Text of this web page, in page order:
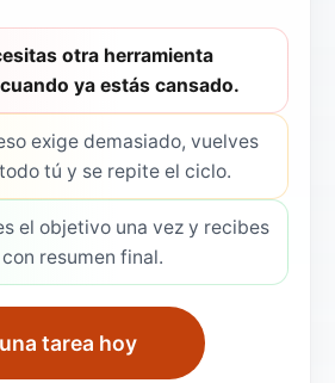
otra herramienta
ya estás cansado.
exige demasiado, vuelves
tú y se repite el ciclo.
el objetivo una vez y recibes
resumen final.
tarea hoy